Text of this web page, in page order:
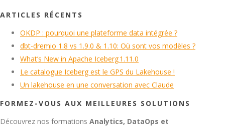
ARTICLES RÉCENTS
OKDP : pourquoi une plateforme data intégrée ?
dbt-dremio 1.8 vs 1.9.0 & 1.10: Où sont vos modèles ?
What’s New in Apache Iceberg 1.11.0
Le catalogue Iceberg est le GPS du Lakehouse !
Un lakehouse en une conversation avec Claude
FORMEZ-VOUS AUX MEILLEURES SOLUTIONS
Découvrez nos formations Analytics, DataOps et